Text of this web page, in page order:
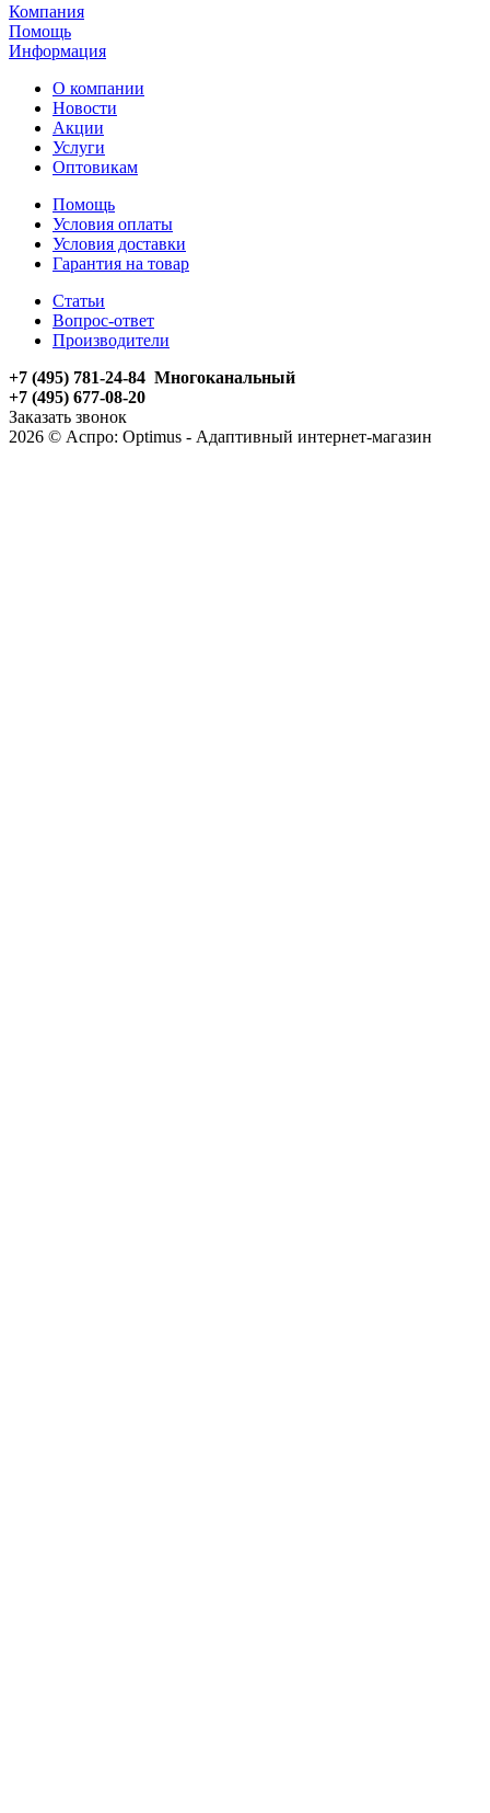
Компания
Помощь
Информация
О компании
Новости
Акции
Услуги
Оптовикам
Помощь
Условия оплаты
Условия доставки
Гарантия на товар
Статьи
Вопрос-ответ
Производители
+7 (495) 781-24-84 Многоканальный
+7 (495) 677-08-20
Заказать звонок
2026 © Аспро: Optimus - Адаптивный интернет-магазин